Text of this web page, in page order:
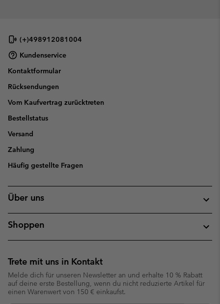
(+)498912081004
Kundenservice
Kontaktformular
Rücksendungen
Vom Kaufvertrag zurücktreten
Bestellstatus
Versand
Zahlung
Häufig gestellte Fragen
Über uns
Shoppen
Trete mit uns in Kontakt
Melde dich für unseren Newsletter an und erhalte 10 % Rabatt
auf deine erste Bestellung, wenn du nicht reduzierte Artikel für
einen Warenwert von 150 € einkaufst.